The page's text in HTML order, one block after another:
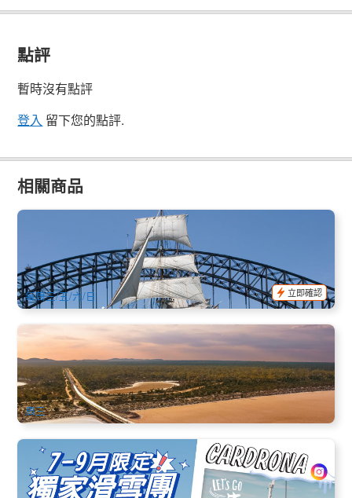
點評
暫時沒有點評
登入 留下您的點評.
相關商品
澳洲｜悉尼港高帆船午後愜意巡航 (Sydney Harbour Tall Ship
Afternoon Discovery Cruise)
50 已預訂
AUD $60.00 $69.00
SYD04131
每周三/五/六/日
立即確認
印度太平洋火車(Indian Pacific)：悉尼→珀斯4天3晚全景豪華
鐵路探險一票全包式鐵路遊體驗+豪華臥舖+全程餐飲 | 悉尼出
發(英文)
291 已預訂
AUD $3,054.00 $3,090.00
SYD04777
周三
全城獨家悉尼墨爾本出發包機票團 | 南島經典輕鬆6日中文遊 |
基督城入 皇后鎮出
213 已預訂